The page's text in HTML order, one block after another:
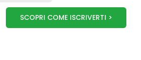
SCOPRI COME ISCRIVERTI >